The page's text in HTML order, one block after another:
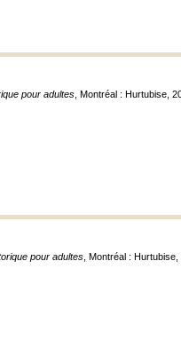
pour adultes , Montréal : Hurtubise,
pour adultes , Montréal :